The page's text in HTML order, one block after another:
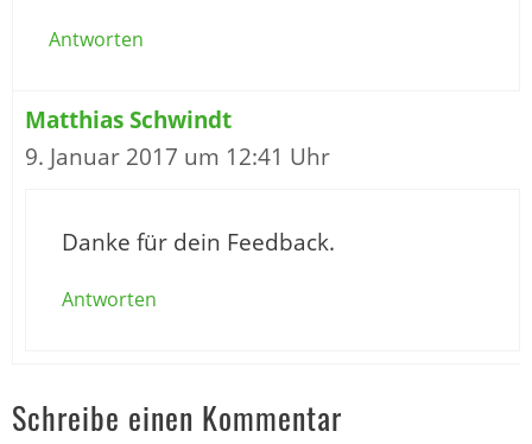
Antworten
Matthias Schwindt
9. Januar 2017 um 12:41 Uhr
Danke für dein Feedback.
Antworten
Schreibe einen Kommentar